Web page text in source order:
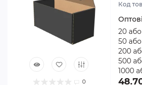
офісах, побуті тощо. Крім цього, до
відносять:
хороші показники міцності.
специфікою конструкції, а
особливостей матеріалу;
невелика вага і компактність у
0
Код
20
50
200
500
1000